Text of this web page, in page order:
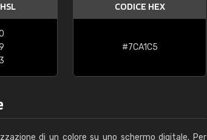
CODICE HEX
#7CA1C5
di un colore su uno schermo digitale. Per